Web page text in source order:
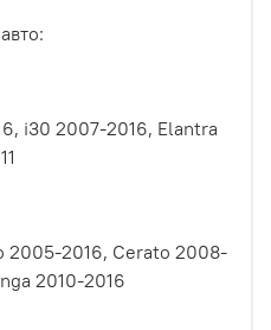
i30 2007-2016, Elantra
2005-2016, Cerato 2008-
2010-2016